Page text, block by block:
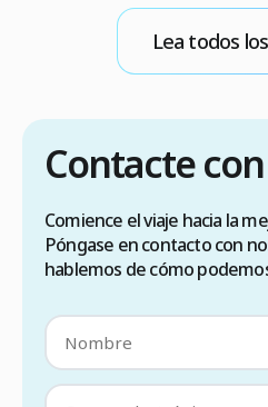
Lea todos
Contacte
Comience el viaje hacia la
Póngase en contacto con
hablemos de cómo